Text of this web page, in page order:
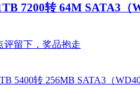
7200转 64M SATA3（
评留下，奖品抱走